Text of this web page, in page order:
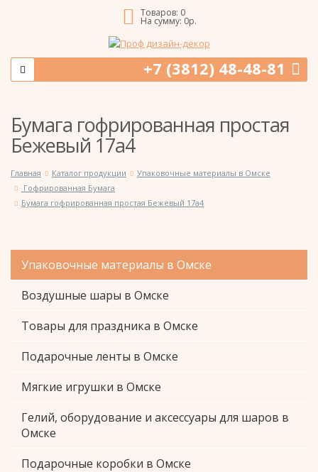
Товаров: 0
На сумму: 0р.
+7 (3812) 48-48-81
Бумага гофрированная простая
Бежевый 17а4
Главная Каталог продукции
Упаковочные материалы в Омске
Гофрированная Бумага
Бумага гофрированная простая Бежевый 17а4
Упаковочные материалы в Омске
Воздушные шары в Омске
Товары для праздника в Омске
Подарочные ленты в Омске
Мягкие игрушки в Омске
Гелий, оборудование и аксессуары для шаров в
Омске
Подарочные коробки в Омске